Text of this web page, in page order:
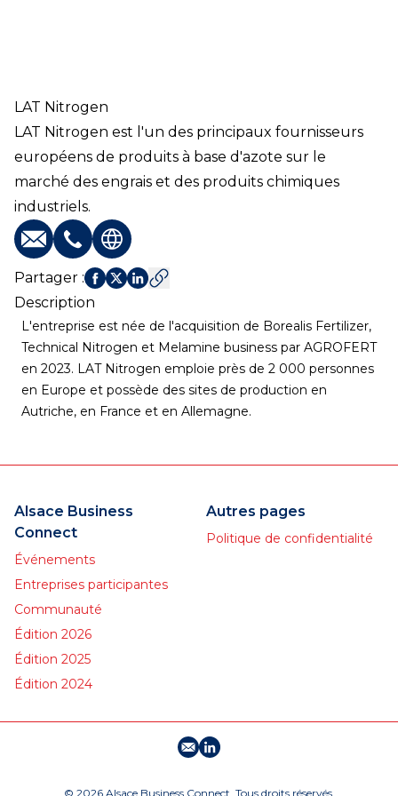
LAT Nitrogen
LAT Nitrogen est l'un des principaux fournisseurs
européens de produits à base d'azote sur le
marché des engrais et des produits chimiques
industriels.
E-mailTéléphone
Site web
Partager :
Description
L'entreprise est née de l'acquisition de Borealis Fertilizer,
Technical Nitrogen et Melamine business par AGROFERT
en 2023. LAT Nitrogen emploie près de 2 000 personnes
en Europe et possède des sites de production en
Autriche, en France et en Allemagne.
Alsace Business
Connect
Événements
Entreprises participantes
Communauté
Édition 2026
Édition 2025
Édition 2024
Autres pages
Politique de confidentialité
E-mailProfil LinkedIn
© 2026 Alsace Business Connect. Tous droits réservés.